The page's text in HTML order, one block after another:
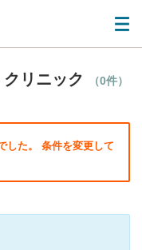
リニック （0件）
した。 条件を変更して